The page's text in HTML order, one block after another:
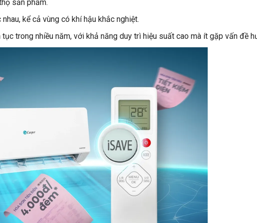
sản phẩm.
kể cả vùng có khí hậu khắc nghiệt.
trong nhiều năm, với khả năng duy trì hiệu suất cao mà ít gặp vấn đề